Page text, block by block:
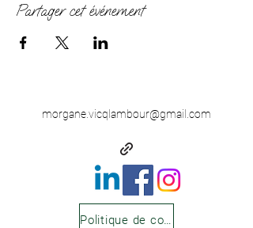
Partager cet événement
morgane.vicqlambour@gmail.com
Politique de confidentialité